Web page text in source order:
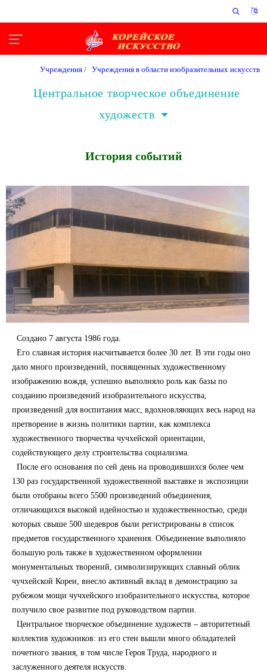
Учреждения / Учреждения в области изобразительных искусств
Центральное творческое объединение
художеств
История событий
Создано 7 августа 1986 года.
Его славная история насчитывается более 30 лет. В эти годы оно
дало много произведений, посвященных художественному
изображению вождя, успешно выполняло роль как базы по
созданию произведений изобразительного искусства,
произведений для воспитания масс, вдохновляющих весь народ на
претворение в жизнь политики партии, как комплекса
художественного творчества чучхейской ориентации,
содействующего делу строительства социализма.
После его основания по сей день на проводившихся более чем
130 раз государственной художественной выставке и экспозиции
были отобраны всего 5500 произведений объединения,
отличающихся высокой идейностью и художественностью, среди
которых свыше 500 шедевров были регистрированы в список
предметов государственного хранения. Объединение выполняло
большую роль также в художественном оформлении
монументальных творений, символизирующих славный облик
чучхейской Кореи, внесло активный вклад в демонстрацию за
рубежом мощи чучхейского изобразительного искусства, которое
получило свое развитие под руководством партии.
Центральное творческое объединение художеств – авторитетный
коллектив художников: из его стен вышли много обладателей
почетного звания, в том числе Героя Труда, народного и
заслуженного деятеля искусств.